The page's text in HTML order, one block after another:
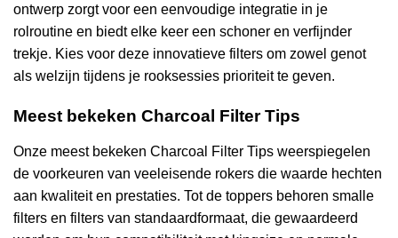
ontwerp zorgt voor een eenvoudige integratie in je
rolroutine en biedt elke keer een schoner en verfijnder
trekje. Kies voor deze innovatieve filters om zowel genot
als welzijn tijdens je rooksessies prioriteit te geven.
Meest bekeken Charcoal Filter Tips
Onze meest bekeken Charcoal Filter Tips weerspiegelen
de voorkeuren van veeleisende rokers die waarde hechten
aan kwaliteit en prestaties. Tot de toppers behoren smalle
filters en filters van standaardformaat, die gewaardeerd